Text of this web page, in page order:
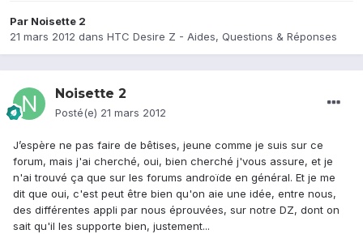
Par Noisette 2
21 mars 2012 dans HTC Desire Z - Aides, Questions & Réponses
Noisette 2
Posté(e) 21 mars 2012
J’espère ne pas faire de bêtises, jeune comme je suis sur ce
forum, mais j'ai cherché, oui, bien cherché j'vous assure, et je
n'ai trouvé ça que sur les forums androïde en général. Et je me
dit que oui, c'est peut être bien qu'on aie une idée, entre nous,
des différentes appli par nous éprouvées, sur notre DZ, dont on
sait qu'il les supporte bien, justement...